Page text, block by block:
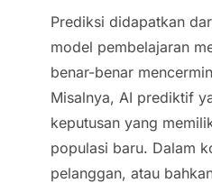
Prediksi didapatkan
model pembelajaran
benar-benar
Misalnya, AI prediktif
keputusan yang
populasi baru. Dalam
pelanggan, atau